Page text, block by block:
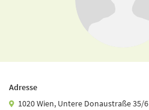
Adresse
1020 Wien, Untere Donaustraße 35/6